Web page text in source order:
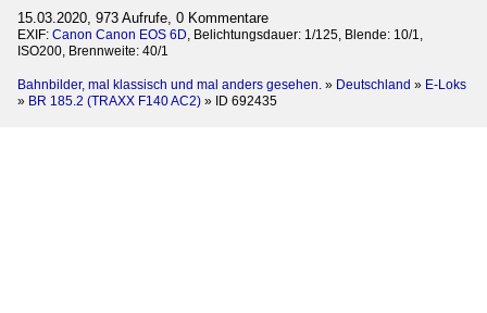
15.03.2020, 973 Aufrufe, 0 Kommentare
EXIF: Canon Canon EOS 6D , Belichtungsdauer: 1/125, Blende: 10/1,
ISO200, Brennweite: 40/1
Bahnbilder, mal klassisch und mal anders gesehen. » Deutschland » E-Loks
» BR 185.2 (TRAXX F140 AC2) » ID 692435